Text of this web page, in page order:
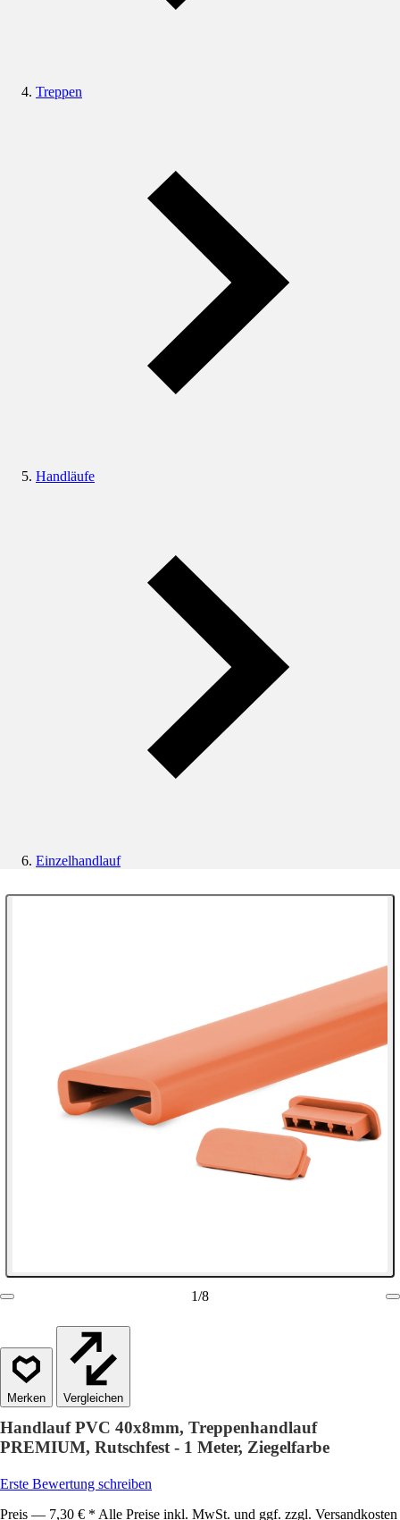
Treppen
Handläufe
Einzelhandlauf
1/8
Vergleichen
Handlauf PVC 40x8mm, Treppenhandlauf
PREMIUM, Rutschfest - 1 Meter, Ziegelfarbe
Erste Bewertung schreiben
Preis — 7,30 € * Alle Preise inkl. MwSt. und ggf. zzgl. Versandkosten